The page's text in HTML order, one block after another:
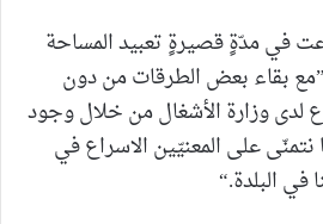
في مدّةٍ قصيرةٍ تعبيد المساحة
”مع بقاء بعض الطرقات من دون
وزارة الأشغال من خلال وجود
على المعنيّين الاسراع في
في البلدة.“